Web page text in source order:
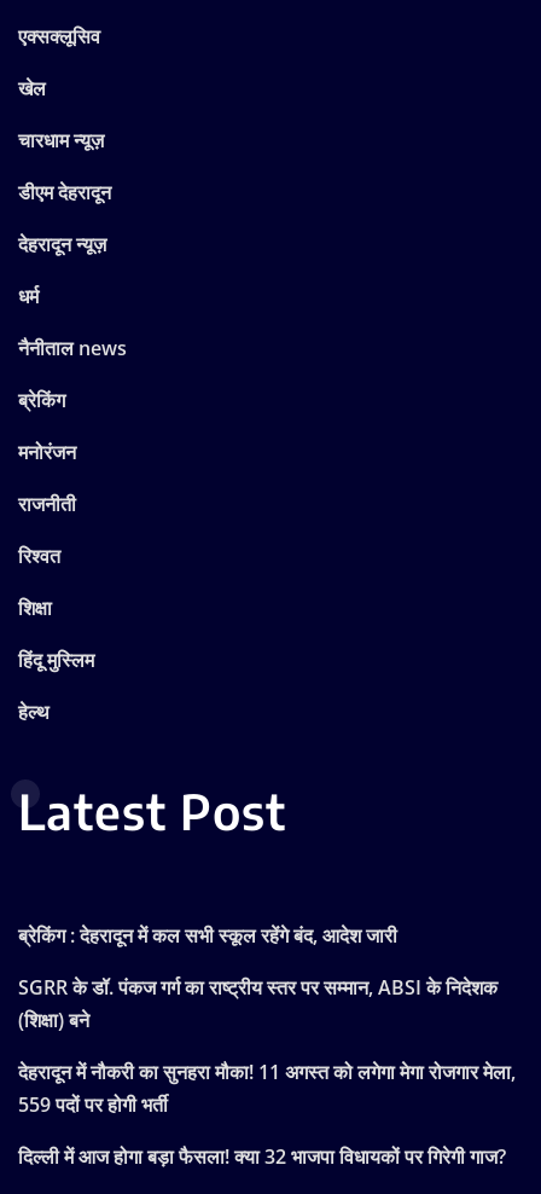
एक्सक्लूसिव
खेल
चारधाम न्यूज़
डीएम देहरादून
देहरादून न्यूज़
धर्म
नैनीताल news
ब्रेकिंग
मनोरंजन
राजनीती
रिश्वत
शिक्षा
हिंदू मुस्लिम
हेल्थ
Latest Post
ब्रेकिंग : देहरादून में कल सभी स्कूल रहेंगे बंद, आदेश जारी
SGRR के डॉ. पंकज गर्ग का राष्ट्रीय स्तर पर सम्मान, ABSI के निदेशक
(शिक्षा) बने
देहरादून में नौकरी का सुनहरा मौका! 11 अगस्त को लगेगा मेगा रोजगार मेला,
559 पदों पर होगी भर्ती
दिल्ली में आज होगा बड़ा फैसला! क्या 32 भाजपा विधायकों पर गिरेगी गाज?